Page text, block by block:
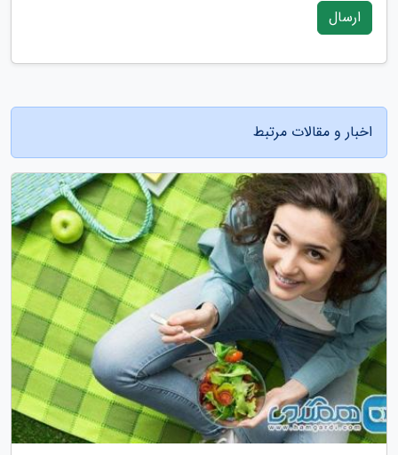
ارسال
اخبار و مقالات مرتبط